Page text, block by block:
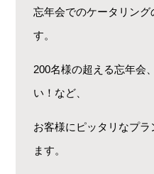
忘年会でのケータリン
す。
200名様の超える忘年会
い！など、
お客様にピッタリなプ
ます。